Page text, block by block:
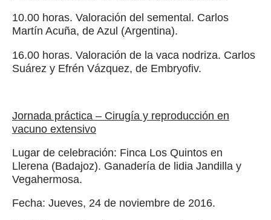
10.00 horas. Valoración del semental. Carlos
Martín Acuña, de Azul (Argentina).
16.00 horas. Valoración de la vaca nodriza. Carlos
Suárez y Efrén Vázquez, de Embryofiv.
Jornada práctica – Cirugía y reproducción en
vacuno extensivo
Lugar de celebración: Finca Los Quintos en
Llerena (Badajoz). Ganadería de lidia Jandilla y
Vegahermosa.
Fecha: Jueves, 24 de noviembre de 2016.